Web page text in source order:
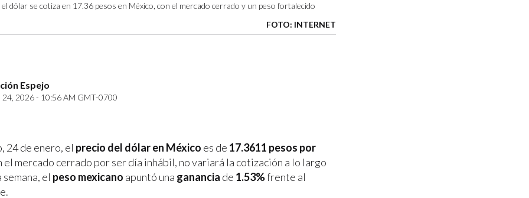
dólar se cotiza en 17.36 pesos en México, con el mercado cerrado y un peso fortalecido
FOTO: INTERNET
Espejo
24, 2026 - 10:56 AM GMT-0700
24 de enero, el precio del dólar en México es de 17.3611 pesos por
el mercado cerrado por ser día inhábil, no variará la cotización a lo largo
el peso mexicano apuntó una ganancia de 1.53%frente al